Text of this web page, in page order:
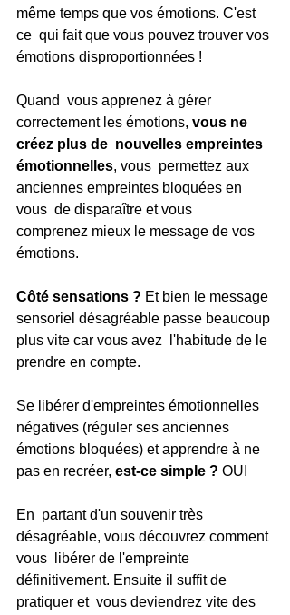
même temps que vos émotions. C'est
ce  qui fait que vous pouvez trouver vos
émotions disproportionnées !
Quand  vous apprenez à gérer
correctement les émotions, vous ne
créez plus de  nouvelles empreintes
émotionnelles, vous  permettez aux
anciennes empreintes bloquées en
vous  de disparaître et vous
comprenez mieux le message de vos
émotions.
Côté sensations ? Et bien le message
sensoriel désagréable passe beaucoup
plus vite car vous avez  l'habitude de le
prendre en compte.
Se libérer d'empreintes émotionnelles
négatives (réguler ses anciennes
émotions bloquées) et apprendre à ne
pas en recréer, est-ce simple ? OUI
En  partant d'un souvenir très
désagréable, vous découvrez comment
vous  libérer de l'empreinte
définitivement. Ensuite il suffit de
pratiquer et  vous deviendrez vite des